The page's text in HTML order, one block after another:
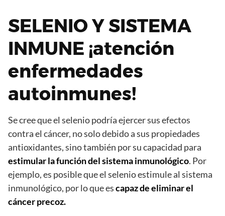
SELENIO Y SISTEMA
INMUNE ¡atención
enfermedades
autoinmunes!
Se cree que el selenio podría ejercer sus efectos
contra el cáncer, no solo debido a sus propiedades
antioxidantes, sino también por su capacidad para
estimular la función del sistema inmunológico. Por
ejemplo, es posible que el selenio estimule al sistema
inmunológico, por lo que escapaz de eliminar el
cáncer precoz.